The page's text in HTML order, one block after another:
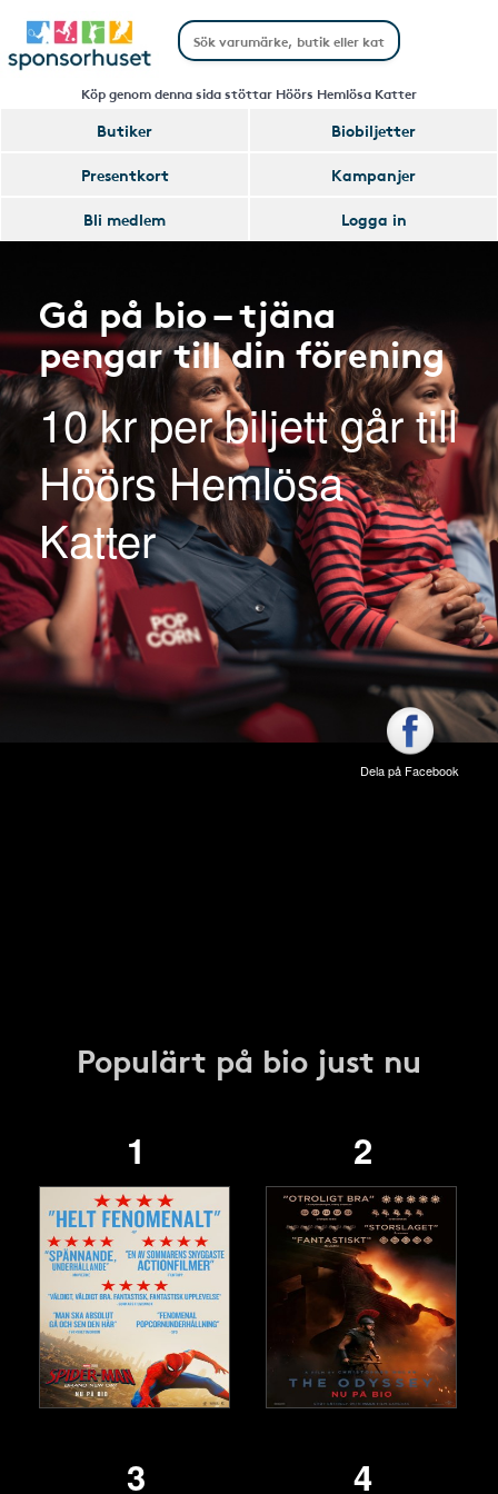
Köp genom denna sida stöttar Höörs Hemlösa Katter
Butiker
Biobiljetter
Presentkort
Kampanjer
Bli medlem
Logga in
Gå på bio – tjäna
pengar till din förening
10 kr per biljett går till
Höörs Hemlösa
Katter
Dela på Facebook
Populärt på bio just nu
1 2
3 4